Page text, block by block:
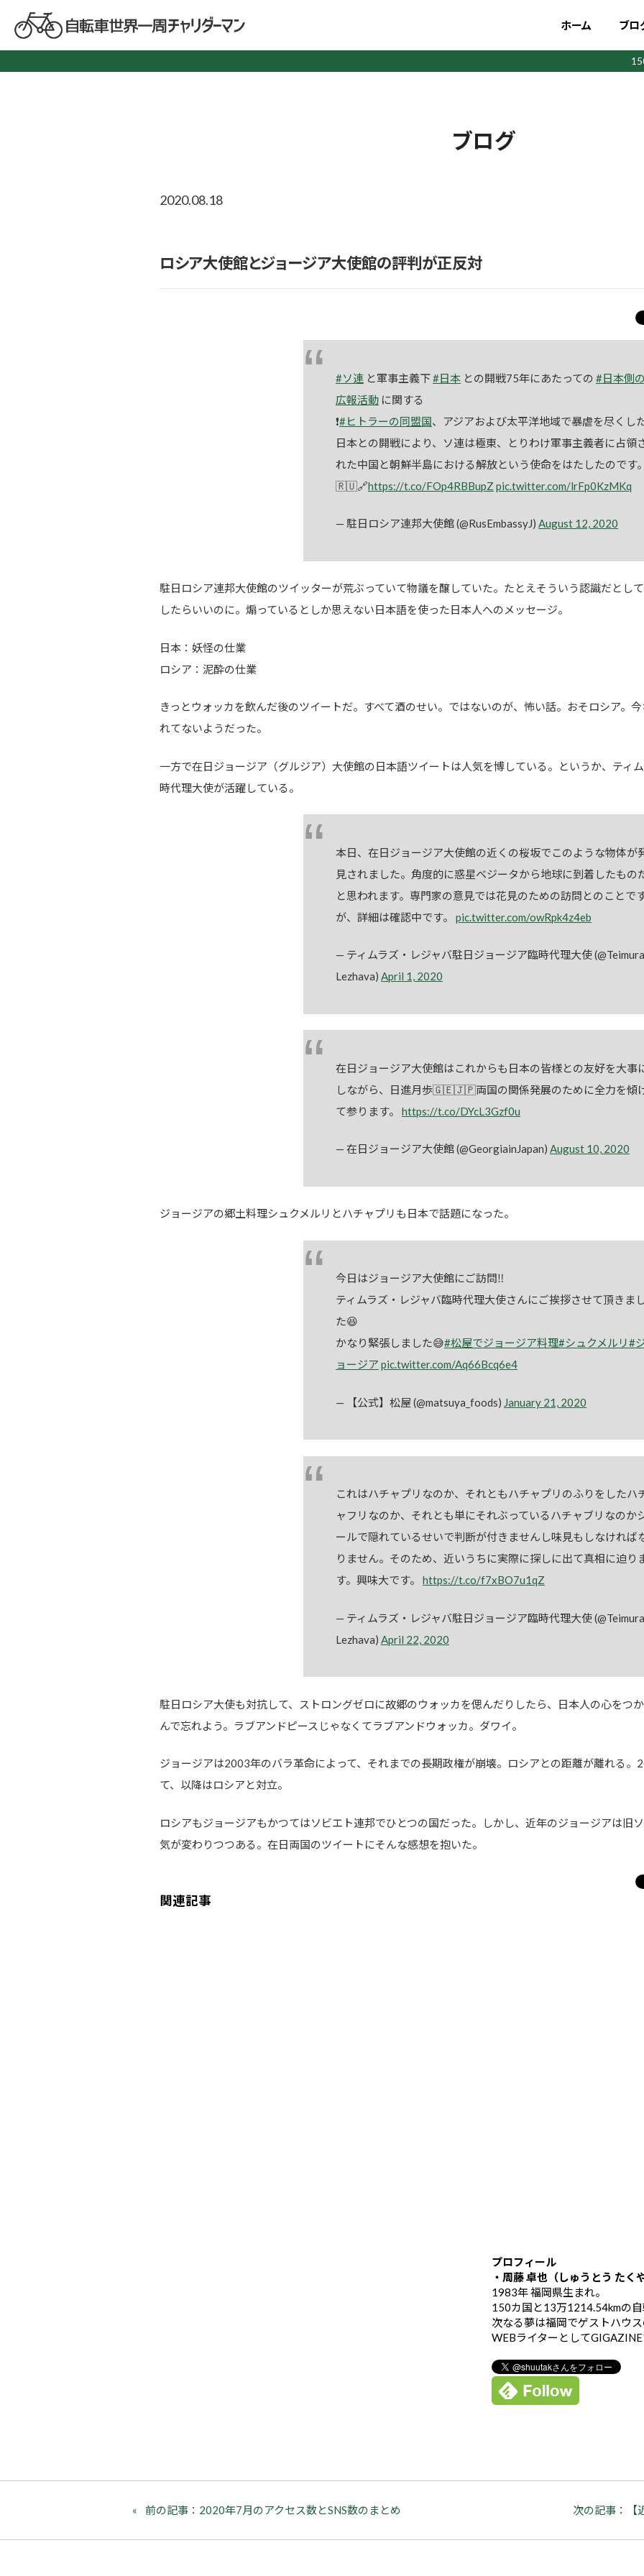
ホーム ブロ
ブログ
2020.08.18
ロシア大使館とジョージア大使館の評判が正反対
#ソ連 と軍事主義下#日本 との開戦75年にあたっての #日本側
広報活動 に関する
❗️#ヒトラーの同盟国、アジアおよび太平洋地域で暴虐を尽くし
日本との開戦により、ソ連は極東、とりわけ軍事主義者に占領
れた中国と朝鮮半島における解放という使命をはたしたのです
🇷🇺🔗https://t.co/FOp4RBBupZ pic.twitter.com/lrFp0KzMKq
— 駐日ロシア連邦大使館 (@RusEmbassyJ) August 12, 2020
駐日ロシア連邦大使館のツイッターが荒ぶっていて物議を醸していた。たとえそういう認識だとし
したらいいのに。煽っているとしか思えない日本語を使った日本人へのメッセージ。
日本：妖怪の仕業
ロシア：泥酔の仕業
きっとウォッカを飲んだ後のツイートだ。すべて酒のせい。ではないのが、怖い話。おそロシア。
れてないようだった。
一方で在日ジョージア（グルジア）大使館の日本語ツイートは人気を博している。というか、ティ
時代理大使が活躍している。
本日、在日ジョージア大使館の近くの桜坂でこのような物体が
見されました。角度的に惑星ベジータから地球に到着したもの
と思われます。専門家の意見では花見のための訪問とのことで
が、詳細は確認中です。 pic.twitter.com/owRpk4z4eb
— ティムラズ・レジャバ駐日ジョージア臨時代理大使
Lezhava) April 1, 2020
在日ジョージア大使館はこれからも日本の皆様との友好を大事
しながら、日進月歩🇬🇪🇯🇵両国の関係発展のために全力を傾
て参ります。 https://t.co/DYcL3Gzf0u
— 在日ジョージア大使館 (@GeorgiainJapan) August 10, 2020
ジョージアの郷土料理シュクメルリとハチャプリも日本で話題になった。
今日はジョージア大使館にご訪問‼️
ティムラズ・レジャバ臨時代理大使さんにご挨拶させて頂きま
た😆
かなり緊張しました😅#松屋でジョージア料理#シュクメルリ#
ョージア pic.twitter.com/Aq66Bcq6e4
— 【公式】松屋 (@matsuya_foods) January 21, 2020
これはハチャプリなのか、それともハチャプリのふりをしたハ
ャフリなのか、それとも単にそれぶっているハチャブリなのか
ールで隠れているせいで判断が付きませんし味見もしなければ
りません。そのため、近いうちに実際に探しに出て真相に迫り
す。興味大です。 https://t.co/f7xBO7u1qZ
— ティムラズ・レジャバ駐日ジョージア臨時代理大使
Lezhava) April 22, 2020
駐日ロシア大使も対抗して、ストロングゼロに故郷のウォッカを偲んだりしたら、日本人の心をつ
んで忘れよう。ラブアンドピースじゃなくてラブアンドウォッカ。ダワイ。
ジョージアは2003年のバラ革命によって、それまでの長期政権が崩壊。ロシアとの距離が離れる
て、以降はロシアと対立。
ロシアもジョージアもかつてはソビエト連邦でひとつの国だった。しかし、近年のジョージアは旧
気が変わりつつある。在日両国のツイートにそんな感想を抱いた。
関連記事
プロフィール
・周藤 卓也（しゅうとう たく
1983年 福岡県生まれ。
150カ国と13万1214.54kmの
次なる夢は福岡でゲストハウ
WEBライターとして
前の記事：2020年7月のアクセス数とSNS数のまとめ 次の記事：【